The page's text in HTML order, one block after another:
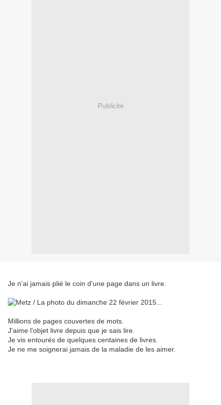
Publicité
Je n'ai jamais plié le coin d'une page dans un livre.
Millions de pages couvertes de mots.
J'aime l'objet livre depuis que je sais lire.
Je vis entourés de quelques centaines de livres.
Je ne me soignerai jamais de la maladie de les aimer.